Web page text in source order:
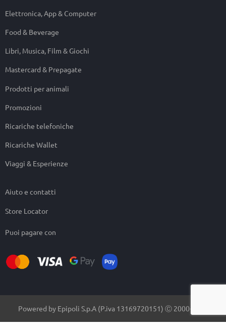
Elettronica, App & Computer
Food & Beverage
Libri, Musica, Film & Giochi
Mastercard & Prepagate
Prodotti per animali
Promozioni
Ricariche telefoniche
Ricariche Wallet
Viaggi & Esperienze
Aiuto e contatti
Store Locator
Puoi pagare con
Powered by Epipoli S.p.A (P.iva 13169720151) Ⓒ 2000-2026